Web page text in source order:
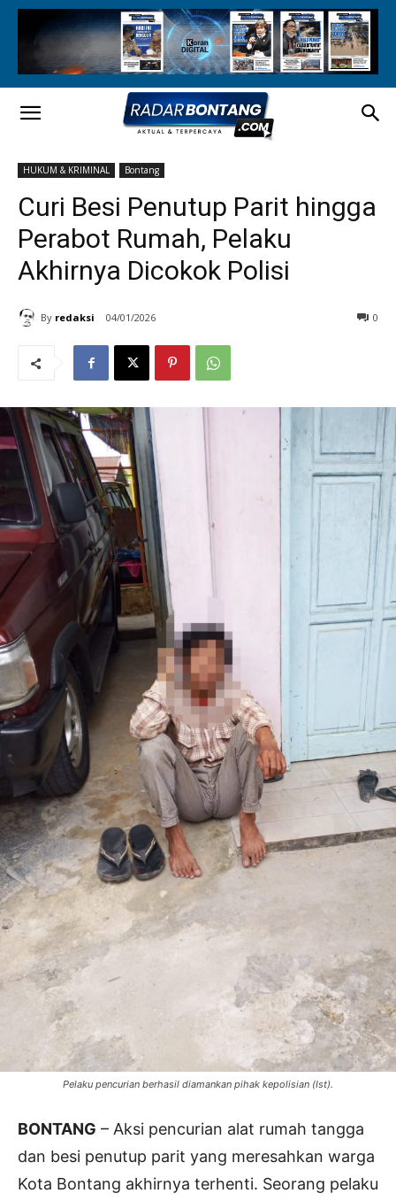
HUKUM & KRIMINAL Bontang
Curi Besi Penutup Parit hingga
Perabot Rumah, Pelaku
Akhirnya Dicokok Polisi
By redaksi 04/01/2026 0
Pelaku pencurian berhasil diamankan pihak kepolisian (Ist).
BONTANG – Aksi pencurian alat rumah tangga
dan besi penutup parit yang meresahkan warga
Kota Bontang akhirnya terhenti. Seorang pelaku